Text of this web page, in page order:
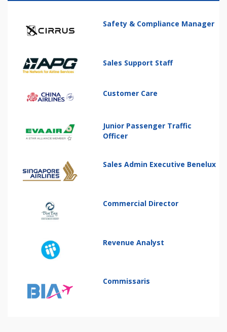
Safety & Compliance Manager
Sales Support Staff
Customer Care
Junior Passenger Traffic
Officer
Sales Admin Executive Benelux
Commercial Director
Revenue Analyst
Commissaris